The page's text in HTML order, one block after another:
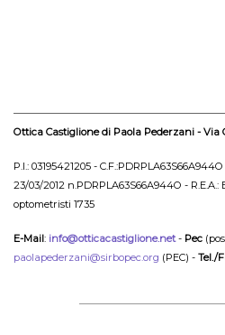
Ottica Castiglione di Paola Pederzani - Via
P.I.: 03195421205 -
23/03/2012 n.PDRPLA63S66A944O -
optometristi 1735
E-Mail: info@otticacastiglione.net- Pec
paolapederzani@sirbopec.org (PEC) - Tel./